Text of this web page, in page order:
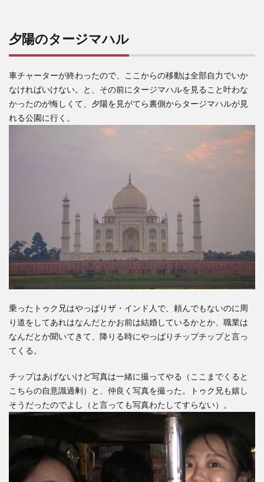
夕陽のタージマハル
車チャーターが終わったので、ここからの移動は全部自力でいか
なければいけない。と、その前にタージマハルを見ること叶わな
かったのが悔しくて、夕陽を見がてら裏側からタージマハルが見
れる公園に行く。
乗ったトゥク兄はやっぱりザ・インド人で、頼んでもないのに周
り道をしてあれはなんだとかお前は結婚しているかとか、職業は
なんだとか聞いてきて、降りる時にやっぱりチップチップと言っ
てくる。
チップはあげないけど写真は一緒に撮ってやる（ここまでくると
こちらの自意識過剰）と、仲良く写真を撮った。トゥク兄も嬉し
そうだったのでよし（と言っても写真わたしてすらない）。